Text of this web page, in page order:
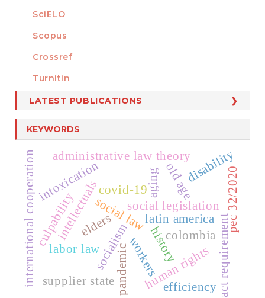
SciELO
Scopus
MEMBER OF
Crossref
Turnitin
LATEST PUBLICATIONS
KEYWORDS
labor law
social law
colombia
history
workers
intellectuals social legislation
socialism human rights
elders
aging old age
administrative law theory
act requirement
culpability
intoxicationcovid-19
international cooperation pandemic
latin america
disability
efficiency
supplier state
pec 32/2020